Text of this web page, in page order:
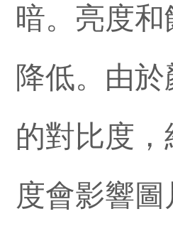
暗。亮度
降低。由
的對比度，
度會影響